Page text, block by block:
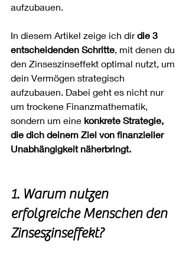
aufzubauen.
In diesem Artikel zeige ich dir die 3
entscheidenden Schritte, mit denen du
den Zinseszinseffekt optimal nutzt, um
dein Vermögen strategisch
aufzubauen. Dabei geht es nicht nur
um trockene Finanzmathematik,
sondern um eine konkrete Strategie,
die dich deinem Ziel von finanzieller
Unabhängigkeit näherbringt.
1. Warum nutzen
erfolgreiche Menschen den
Zinseszinseffekt?